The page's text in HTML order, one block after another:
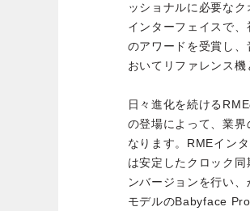
ッショナルに必要な
インターフェイスで
のアワードを受賞し
おいてリファレンス機
日々進化を続ける
の登場によって、業
なります。RMEイン
は安定したクロック
ンバージョンを行い
モデルのBabyface